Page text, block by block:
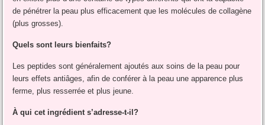
de pénétrer la peau plus efficacement que les molécules de collagène
(plus grosses).
Quels sont leurs bienfaits?
Les peptides sont généralement ajoutés aux soins de la peau pour
leurs effets antiâges, afin de conférer à la peau une apparence plus
ferme, plus resserrée et plus jeune.
À qui cet ingrédient s’adresse-t-il?